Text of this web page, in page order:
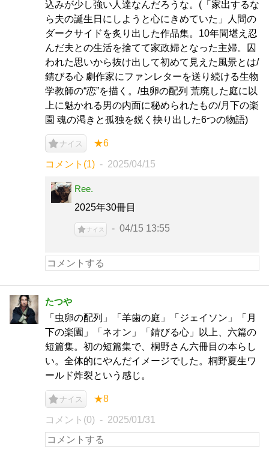
込みが少し強い人達なんだろうな。(「家出するな
ら夫の誕生日にしようと心にきめていた」人間の
ダークサイドを炙り出した作品集。10年間堪え忍
んだ夫との生活を捨てて家政婦となった主婦。囚
われた思いから抜け出して初めて見えた風景とは/
錆びる心 劇作家にファンレターを送り続ける生物
学教師の“恋”を描く。/虫卵の配列 荒廃した庭に以
上に魅かれる男の内面に秘められたもの/月下の楽
園 魂の渇きと孤独を鋭く抉り出した6つの物語)
ナイス ★6
コメント(1) 2025/04/15
Ree.
2025年30冊目
ナイス 04/15 13:55
たつや
「虫卵の配列」「羊歯の庭」「ジェイソン」「月
下の楽園」「ネオン」「錆びる心」以上、六篇の
短篇集。初の短篇集で、桐野さん六冊目の本らし
い。全体的にやんだイメージでした。桐野夏生ワ
ールド炸裂という感じ。
ナイス ★8
コメント(0) 2025/01/31